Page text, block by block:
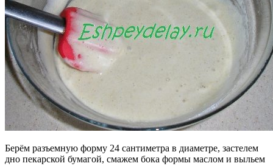
Берём разъемную форму 24 сантиметра в диаметре, застелем
дно пекарской бумагой, смажем бока формы маслом и выльем